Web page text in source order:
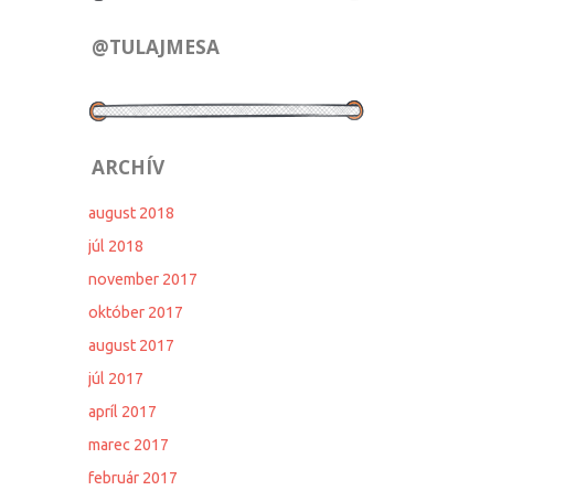
@TULAJMESA
ARCHÍV
august 2018
júl 2018
november 2017
október 2017
august 2017
júl 2017
apríl 2017
marec 2017
február 2017